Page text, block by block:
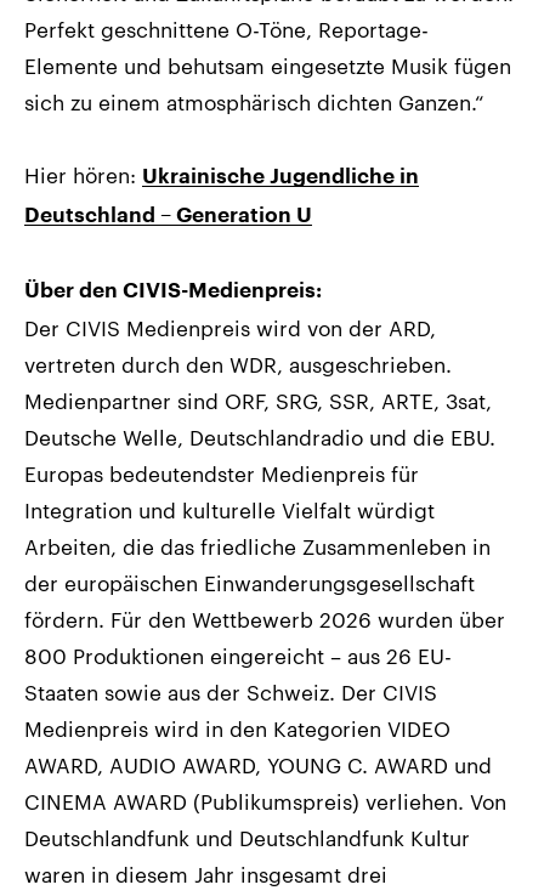
Perfekt geschnittene O-Töne, Reportage-
Elemente und behutsam eingesetzte Musik fügen
sich zu einem atmosphärisch dichten Ganzen.“
Hier hören: Ukrainische Jugendliche in
Deutschland – Generation U
Über den CIVIS-Medienpreis:
Der CIVIS Medienpreis wird von der ARD,
vertreten durch den WDR, ausgeschrieben.
Medienpartner sind ORF, SRG, SSR, ARTE, 3sat,
Deutsche Welle, Deutschlandradio und die EBU.
Europas bedeutendster Medienpreis für
Integration und kulturelle Vielfalt würdigt
Arbeiten, die das friedliche Zusammenleben in
der europäischen Einwanderungsgesellschaft
fördern. Für den Wettbewerb 2026 wurden über
800 Produktionen eingereicht – aus 26 EU-
Staaten sowie aus der Schweiz. Der CIVIS
Medienpreis wird in den Kategorien VIDEO
AWARD, AUDIO AWARD, YOUNG C. AWARD und
CINEMA AWARD (Publikumspreis) verliehen. Von
Deutschlandfunk und Deutschlandfunk Kultur
waren in diesem Jahr insgesamt drei